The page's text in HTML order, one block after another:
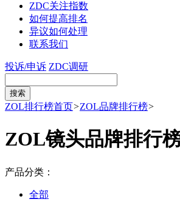
ZDC关注指数
如何提高排名
异议如何处理
联系我们
投诉/申诉 ZDC调研
ZOL排行榜首页>ZOL品牌排行榜>
ZOL镜头品牌排行
产品分类：
全部